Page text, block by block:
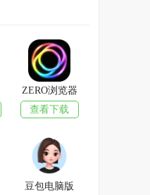
ZERO浏览器
查看下载
豆包电脑版